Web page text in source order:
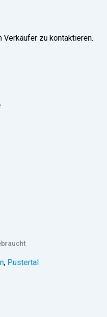
Verkäufer zu kontaktieren.
, Pustertal